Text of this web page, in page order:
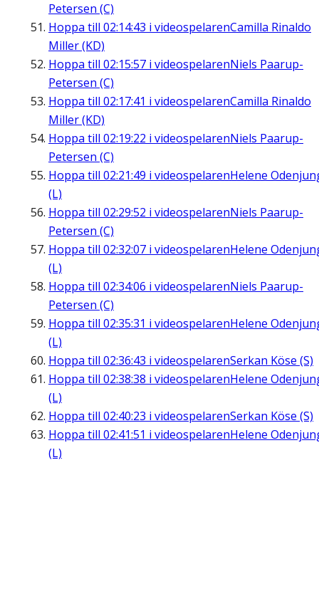
Petersen (C)
Hoppa till 02:14:43 i videospelarenCamilla Rinaldo
Miller (KD)
Hoppa till 02:15:57 i videospelarenNiels Paarup-
Petersen (C)
Hoppa till 02:17:41 i videospelarenCamilla Rinaldo
Miller (KD)
Hoppa till 02:19:22 i videospelarenNiels Paarup-
Petersen (C)
Hoppa till 02:21:49 i videospelarenHelene
(L)
Hoppa till 02:29:52 i videospelarenNiels Paarup-
Petersen (C)
Hoppa till 02:32:07 i videospelarenHelene
(L)
Hoppa till 02:34:06 i videospelarenNiels Paarup-
Petersen (C)
Hoppa till 02:35:31 i videospelarenHelene
(L)
Hoppa till 02:36:43 i videospelarenSerkan Köse (S)
Hoppa till 02:38:38 i videospelarenHelene
(L)
Hoppa till 02:40:23 i videospelarenSerkan Köse (S)
Hoppa till 02:41:51 i videospelarenHelene
(L)